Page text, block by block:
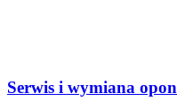
Serwis i wymiana opon